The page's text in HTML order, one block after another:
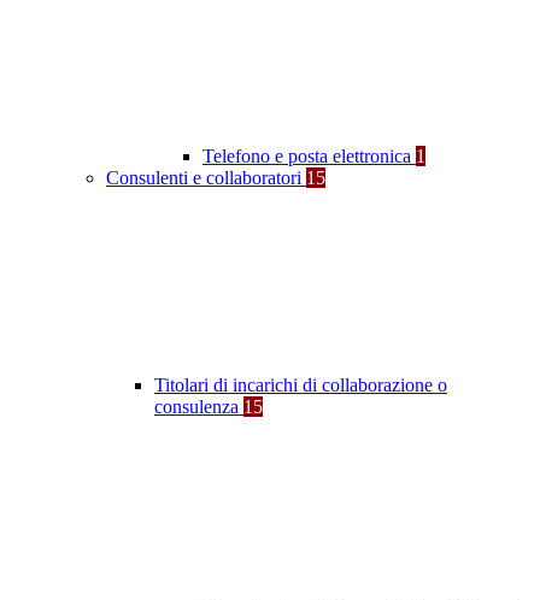
Telefono e posta elettronica 1
Consulenti e collaboratori 15
Titolari di incarichi di collaborazione o
consulenza 15